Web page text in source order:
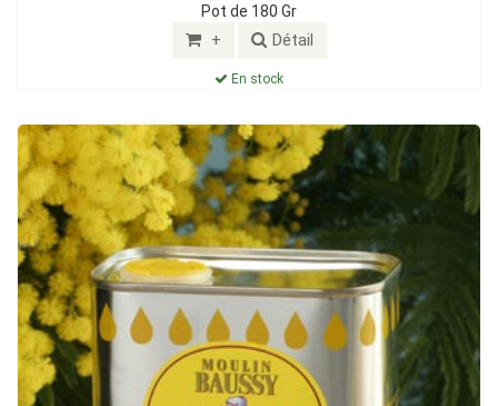
Pot de 180 Gr
+ Détail
En stock